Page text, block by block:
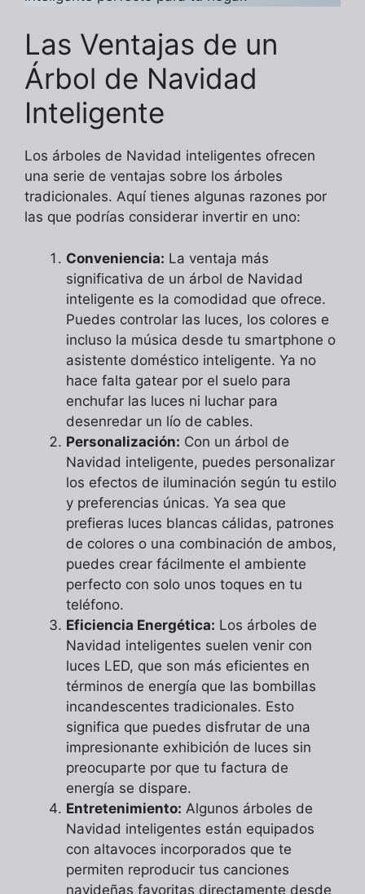
Las Ventajas de un
Árbol de Navidad
Inteligente
Los árboles de Navidad inteligentes ofrecen
una serie de ventajas sobre los árboles
tradicionales. Aquí tienes algunas razones por
las que podrías considerar invertir en uno:
Conveniencia: La ventaja más
significativa de un árbol de Navidad
inteligente es la comodidad que ofrece.
Puedes controlar las luces, los colores e
incluso la música desde tu smartphone o
asistente doméstico inteligente. Ya no
hace falta gatear por el suelo para
enchufar las luces ni luchar para
desenredar un lío de cables.
Personalización: Con un árbol de
Navidad inteligente, puedes personalizar
los efectos de iluminación según tu estilo
y preferencias únicas. Ya sea que
prefieras luces blancas cálidas, patrones
de colores o una combinación de ambos,
puedes crear fácilmente el ambiente
perfecto con solo unos toques en tu
teléfono.
Eficiencia Energética: Los árboles de
Navidad inteligentes suelen venir con
luces LED, que son más eficientes en
términos de energía que las bombillas
incandescentes tradicionales. Esto
significa que puedes disfrutar de una
impresionante exhibición de luces sin
preocuparte por que tu factura de
energía se dispare.
Entretenimiento: Algunos árboles de
Navidad inteligentes están equipados
con altavoces incorporados que te
permiten reproducir tus canciones
navideñas favoritas directamente desde